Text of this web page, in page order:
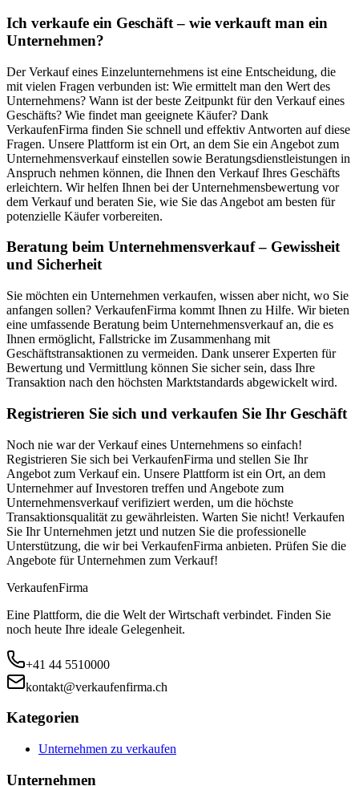
Ich verkaufe ein Geschäft – wie verkauft man ein
Unternehmen?
Der Verkauf eines Einzelunternehmens ist eine Entscheidung, die
mit vielen Fragen verbunden ist: Wie ermittelt man den Wert des
Unternehmens? Wann ist der beste Zeitpunkt für den Verkauf eines
Geschäfts? Wie findet man geeignete Käufer? Dank
VerkaufenFirma finden Sie schnell und effektiv Antworten auf diese
Fragen. Unsere Plattform ist ein Ort, an dem Sie ein Angebot zum
Unternehmensverkauf einstellen sowie Beratungsdienstleistungen in
Anspruch nehmen können, die Ihnen den Verkauf Ihres Geschäfts
erleichtern. Wir helfen Ihnen bei der Unternehmensbewertung vor
dem Verkauf und beraten Sie, wie Sie das Angebot am besten für
potenzielle Käufer vorbereiten.
Beratung beim Unternehmensverkauf – Gewissheit
und Sicherheit
Sie möchten ein Unternehmen verkaufen, wissen aber nicht, wo Sie
anfangen sollen? VerkaufenFirma kommt Ihnen zu Hilfe. Wir bieten
eine umfassende Beratung beim Unternehmensverkauf an, die es
Ihnen ermöglicht, Fallstricke im Zusammenhang mit
Geschäftstransaktionen zu vermeiden. Dank unserer Experten für
Bewertung und Vermittlung können Sie sicher sein, dass Ihre
Transaktion nach den höchsten Marktstandards abgewickelt wird.
Registrieren Sie sich und verkaufen Sie Ihr Geschäft
Noch nie war der Verkauf eines Unternehmens so einfach!
Registrieren Sie sich bei VerkaufenFirma und stellen Sie Ihr
Angebot zum Verkauf ein. Unsere Plattform ist ein Ort, an dem
Unternehmer auf Investoren treffen und Angebote zum
Unternehmensverkauf verifiziert werden, um die höchste
Transaktionsqualität zu gewährleisten. Warten Sie nicht! Verkaufen
Sie Ihr Unternehmen jetzt und nutzen Sie die professionelle
Unterstützung, die wir bei VerkaufenFirma anbieten. Prüfen Sie die
Angebote für Unternehmen zum Verkauf!
VerkaufenFirma
Eine Plattform, die die Welt der Wirtschaft verbindet. Finden Sie
noch heute Ihre ideale Gelegenheit.
+41 44 5510000
kontakt@verkaufenfirma.ch
Kategorien
Unternehmen zu verkaufen
Unternehmen